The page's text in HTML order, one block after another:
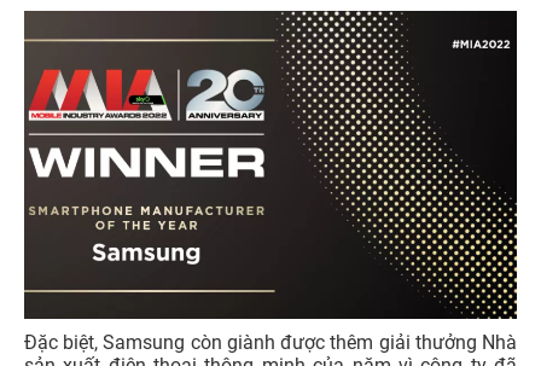
Đặc biệt, Samsung còn giành được thêm giải thưởng Nhà